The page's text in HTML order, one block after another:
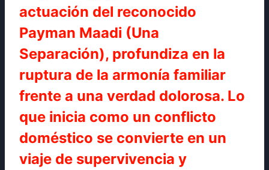
actuación del reconocido
Payman Maadi (Una
Separación), profundiza en la
ruptura de la armonía familiar
frente a una verdad dolorosa. Lo
que inicia como un conflicto
doméstico se convierte en un
viaje de supervivencia y